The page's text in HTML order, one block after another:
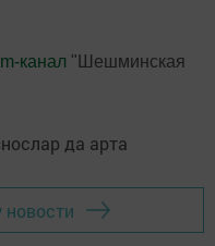
канал "Шешминская
новости